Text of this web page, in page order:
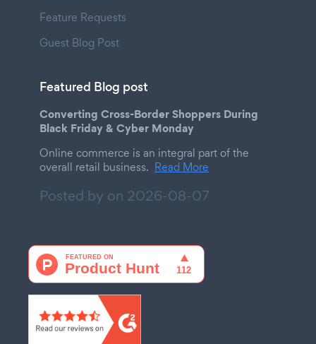
Feature Requests
Guest Blog Post
Featured Blog post
Converting Cross-Border Shoppers During
Black Friday & Cyber Monday
Online commerce is an integral part of the
overall retail business. Read More
Posted by on 2026-08-07